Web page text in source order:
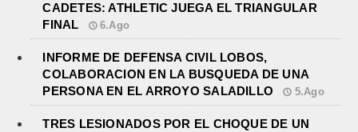
CADETES: ATHLETIC JUEGA EL TRIANGULAR
FINAL
6.Ago
INFORME DE DEFENSA CIVIL LOBOS,
COLABORACION EN LA BUSQUEDA DE UNA
PERSONA EN EL ARROYO SALADILLO
5.Ago
TRES LESIONADOS POR EL CHOQUE DE UN